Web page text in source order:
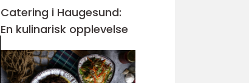
Catering i Haugesund:
En kulinarisk opplevelse